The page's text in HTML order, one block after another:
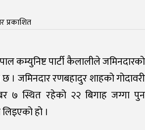
प्रकाशित
कम्युनिष्ट पार्टी कैलालीले जमिनदारको
। जमिनदार रणबहादुर शाहको गोदावरी
७ स्थित रहेको २२ बिगाह जग्गा पुन
हो ।